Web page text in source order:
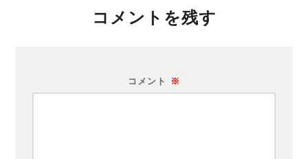
コメントを残す
コメント ※